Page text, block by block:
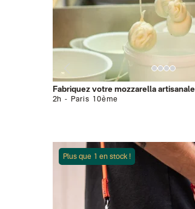
Fabriquez votre mozzarella artisanale
2h Paris 10ème
Plus que 1 en stock !